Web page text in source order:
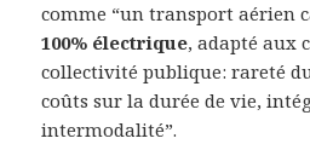
comme “un transport aérien
100% électrique, adapté aux
collectivité publique: rareté
coûts sur la durée de vie,
intermodalité”.